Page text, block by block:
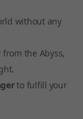
without any
the Abyss,
to fulfill your